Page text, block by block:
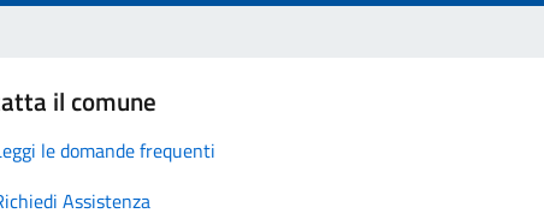
il comune
le domande frequenti
Assistenza